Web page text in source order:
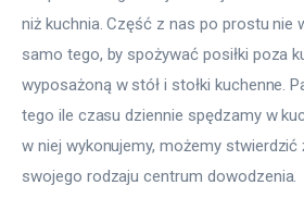
niż kuchnia. Część z nas po prostu nie
samo tego, by spożywać posiłki poza
wyposażoną w stół i stołki kuchenne.
tego ile czasu dziennie spędzamy w
w niej wykonujemy, możemy stwierdzić
swojego rodzaju centrum dowodzenia.